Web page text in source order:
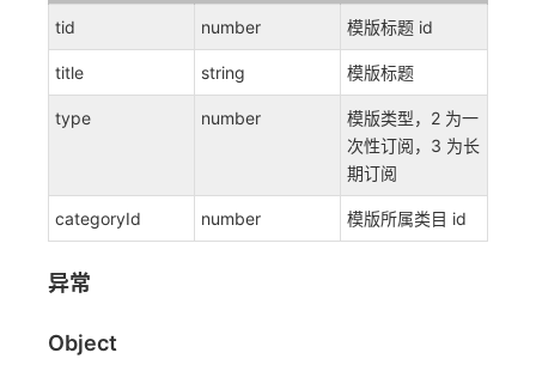
tid
number 模版标题 id
title string 模版标题
type number
模版类型，2 为一
次性订阅，3 为长
期订阅
categoryId number 模版所属类目 id
异常
Object